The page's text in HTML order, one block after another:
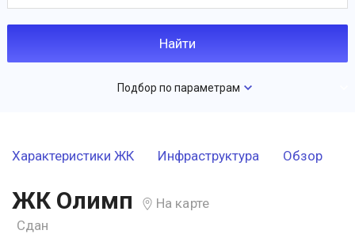
Подбор по параметрам
Характеристики ЖК Инфраструктура Обзор
ЖК Олимп
На карте
Сдан